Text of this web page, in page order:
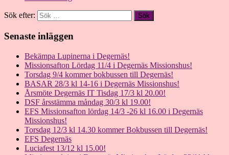
Sök efter:
Senaste inläggen
Bekämpa Lupinerna i Degernäs!
Missionsafton Lördag 11/4 i Degernäs Missionshus!
Torsdag 9/4 kommer bokbussen till Degernäs!
BASAR 28/3 kl 14-16 i Degernäs Missionshus!
Årsmöte Degernäs IT Tisdag 17/3 kl 20.00!
DSF årsstämma måndag 30/3 kl 19.00!
EFS Missionsafton lördag 14/3 -26 kl 16.00 i Degernäs
Missionshus!
Torsdag 12/3 kl 14.30 kommer Bokbussen till Degernäs!
EFS Degernäs
Luciafest 13/12 kl 15.00!